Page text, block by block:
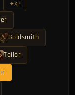
✦XP
Goldsmith
Tailor